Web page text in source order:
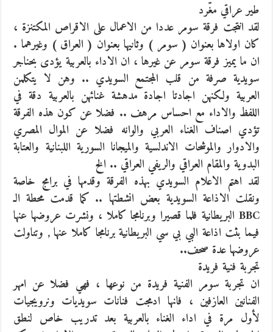
طير عراقي مغّرد
لقد انتجت فرقة سومر عددا من الاعمال على الاقراص المكتنزة ،
كان اولاها بعنوان ( سومر ) وثانيها بعنوان ( العراق ) وغيرهما .
ان ما يميز فرقة سومر عن غيرها ، ان الاداء بالعربية يؤدى بحناجر
سويدية صرفة من قلب المجتمع السويدي .. وهن لا يتكلمن
العربية ولكنهن اجادتا اجادة مدهشة غنائهن بالعربية دقة في
اللفظ والاداء مع احساس مرهف .. فضلا عن كون هذه الفرقة
تؤدي اصناف الغناء العربي والوانه فضلا عن الموال المصري
والادوار والموشحات الاندلسية والميجانا السورية اللبنانية والعتابة
البدوية والمقام العراقي والريفي العراقي .. الخ
لقد اهتم الاعلام السويدي بهذه الفرقة وقدمها في برامج خاصة
ونقلت الاذاعة السويدية بعض انشطتها .. كما قدمت محطة الـ
BBC البريطانية فلما قصيرا وبرنامجا كاملا ، ونشرت عروضها عنها
فيما بثت اذاعة البي بي سي البريطانية برنامجا كاملا عنها , وتناولت
عروضها عدة صحف..
تجربة فنية فريدة
ان تجربة سومر الفنية فريدة من نوعها ، فهي فضلا عن امهر
الفنانين العازفين ، فانها ادمجت فنانات سويديات ونرويجيات
لأول مرة في اداء الغناء بالعربية بعد تدريب خاص لنطق